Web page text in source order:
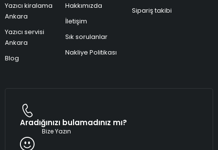
Yazıcı kiralama
Ankara
Yazıcı servisi
Ankara
Blog
Hakkımızda
İletişim
Sık sorulanlar
Nakliye Politikası
Sipariş takibi
Aradığınızı bulamadınız mı?
Bize Yazın